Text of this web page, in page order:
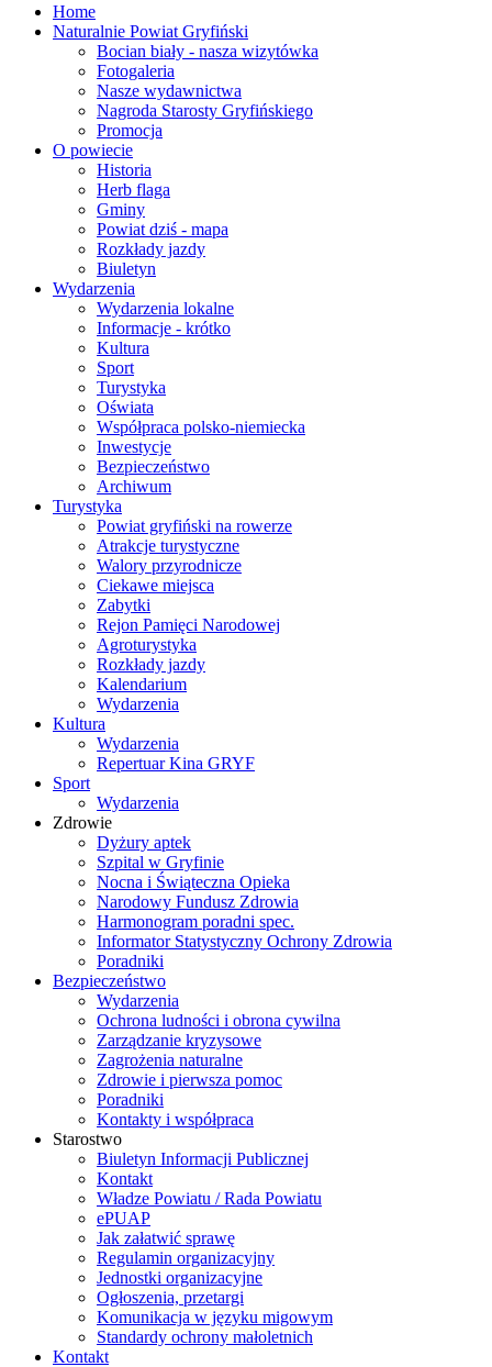
Home
Naturalnie Powiat Gryfiński
Bocian biały - nasza wizytówka
Fotogaleria
Nasze wydawnictwa
Nagroda Starosty Gryfińskiego
Promocja
O powiecie
Historia
Herb flaga
Gminy
Powiat dziś - mapa
Rozkłady jazdy
Biuletyn
Wydarzenia
Wydarzenia lokalne
Informacje - krótko
Kultura
Sport
Turystyka
Oświata
Współpraca polsko-niemiecka
Inwestycje
Bezpieczeństwo
Archiwum
Turystyka
Powiat gryfiński na rowerze
Atrakcje turystyczne
Walory przyrodnicze
Ciekawe miejsca
Zabytki
Rejon Pamięci Narodowej
Agroturystyka
Rozkłady jazdy
Kalendarium
Wydarzenia
Kultura
Wydarzenia
Repertuar Kina GRYF
Sport
Wydarzenia
Zdrowie
Dyżury aptek
Szpital w Gryfinie
Nocna i Świąteczna Opieka
Narodowy Fundusz Zdrowia
Harmonogram poradni spec.
Informator Statystyczny Ochrony Zdrowia
Poradniki
Bezpieczeństwo
Wydarzenia
Ochrona ludności i obrona cywilna
Zarządzanie kryzysowe
Zagrożenia naturalne
Zdrowie i pierwsza pomoc
Poradniki
Kontakty i współpraca
Starostwo
Biuletyn Informacji Publicznej
Kontakt
Władze Powiatu / Rada Powiatu
ePUAP
Jak załatwić sprawę
Regulamin organizacyjny
Jednostki organizacyjne
Ogłoszenia, przetargi
Komunikacja w języku migowym
Standardy ochrony małoletnich
Kontakt